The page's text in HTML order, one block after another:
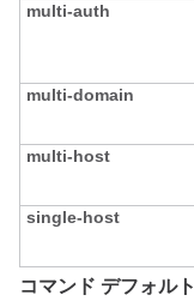
multi-auth
multi-domain
multi-host
single-host
コマンド デフォルト